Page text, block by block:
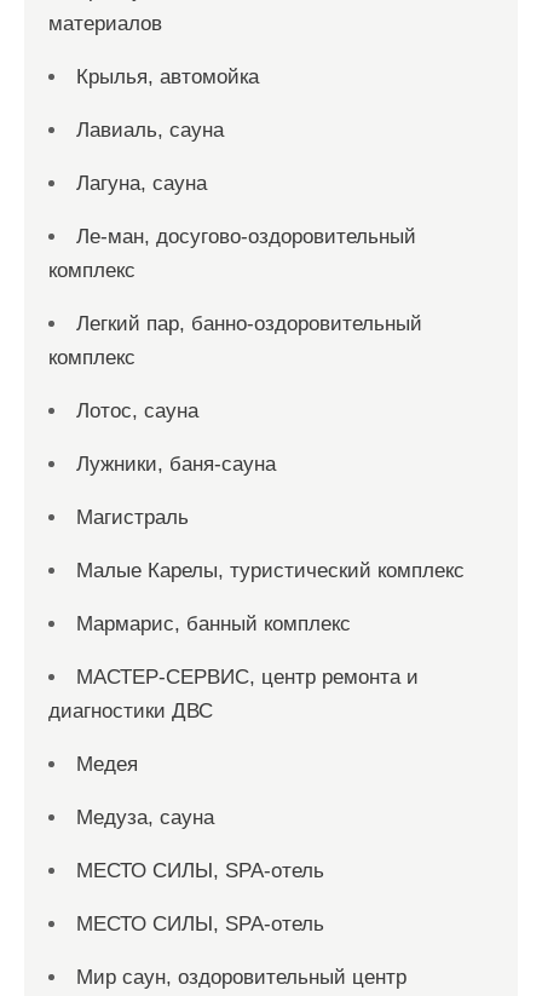
материалов
Крылья, автомойка
Лавиаль, сауна
Лагуна, сауна
Ле-ман, досугово-оздоровительный
комплекс
Легкий пар, банно-оздоровительный
комплекс
Лотос, сауна
Лужники, баня-сауна
Магистраль
Малые Карелы, туристический комплекс
Мармарис, банный комплекс
МАСТЕР-СЕРВИС, центр ремонта и
диагностики ДВС
Медея
Медуза, сауна
МЕСТО СИЛЫ, SPA-отель
МЕСТО СИЛЫ, SPA-отель
Мир саун, оздоровительный центр